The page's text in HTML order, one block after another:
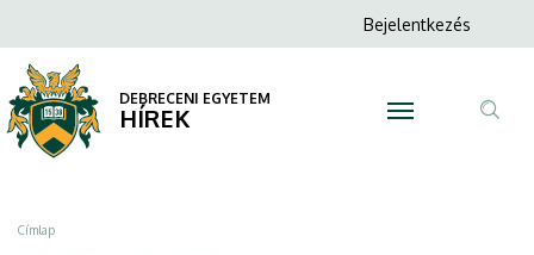
ad
a
SET-
központ
a
tartalomra
Anonim
menüje
Bejelentkezés
DEBRECENI EGYETEM
HÍREK
Morzsa
Címlap